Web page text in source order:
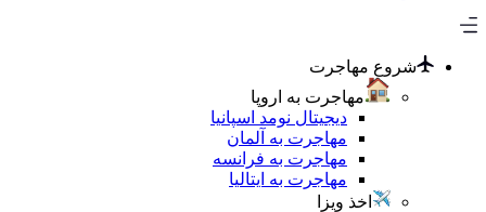
شروع مهاجرت
مهاجرت به اروپا
دیجیتال نومد اسپانیا
مهاجرت به آلمان
مهاجرت به فرانسه
مهاجرت به ایتالیا
اخذ ویزا